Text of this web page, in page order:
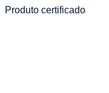
Produto certificado